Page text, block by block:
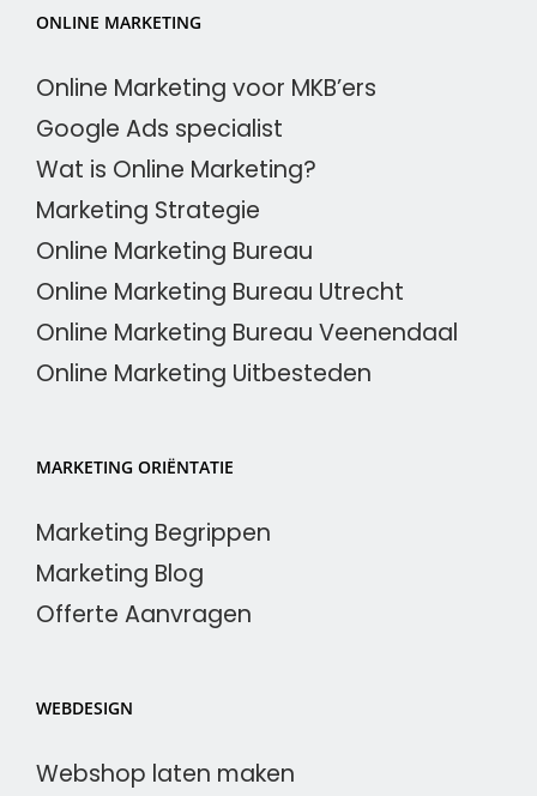
ONLINE MARKETING
Online Marketing voor MKB’ers
Google Ads specialist
Wat is Online Marketing?
Marketing Strategie
Online Marketing Bureau
Online Marketing Bureau Utrecht
Online Marketing Bureau Veenendaal
Online Marketing Uitbesteden
MARKETING ORIËNTATIE
Marketing Begrippen
Marketing Blog
Offerte Aanvragen
WEBDESIGN
Webshop laten maken